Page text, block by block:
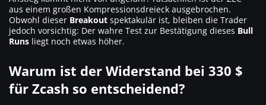
aus einem großen Kompressionsdreieck ausgebrochen.
Obwohl dieser Breakout spektakulär ist, bleiben die Trader
jedoch vorsichtig: Der wahre Test zur Bestätigung dieses Bull
Runs liegt noch etwas höher.
Warum ist der Widerstand bei 330 $
für Zcash so entscheidend?